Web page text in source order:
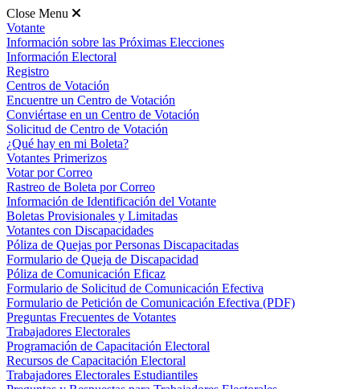
Close Menu
Votante
Información sobre las Próximas Elecciones
Información Electoral
Registro
Centros de Votación
Encuentre un Centro de Votación
Conviértase en un Centro de Votación
Solicitud de Centro de Votación
¿Qué hay en mi Boleta?
Votantes Primerizos
Votar por Correo
Rastreo de Boleta por Correo
Información de Identificación del Votante
Boletas Provisionales y Limitadas
Votantes con Discapacidades
Póliza de Quejas por Personas Discapacitadas
Formulario de Queja de Discapacidad
Póliza de Comunicación Eficaz
Formulario de Solicitud de Comunicación Efectiva
Formulario de Petición de Comunicación Efectiva (PDF)
Preguntas Frecuentes de Votantes
Trabajadores Electorales
Programación de Capacitación Electoral
Recursos de Capacitación Electoral
Trabajadores Electorales Estudiantiles